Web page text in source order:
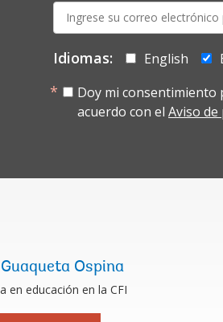
E-
mail:
Idiomas: English
Doy mi consentimiento
acuerdo con el Aviso
Ospina
en educación en la CFI